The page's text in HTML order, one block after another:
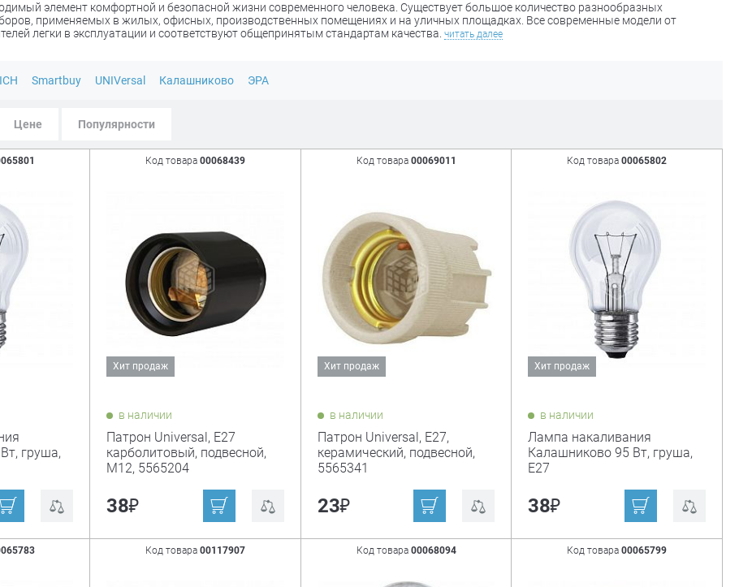
элемент комфортной и безопасной жизни современного человека. Существует большое количество разнообразных
применяемых в жилых, офисных, производственных помещениях и на уличных площадках. Все современные модели от
легки в эксплуатации и соответствуют общепринятым стандартам качества. читать далее
Smartbuy UNIVersal Калашниково ЭРА
Цене Популярности
груша,
Код товара00068439
Хит продаж
в наличии
Патрон Universal, Е27
карболитовый, подвесной,
М12, 5565204
38₽
Код товара 00069011
Хит продаж
в наличии
Патрон Universal, Е27,
керамический, подвесной,
5565341
23₽
Код товара00065802
Хит продаж
в наличии
Лампа накаливания
Калашниково 95 Вт, груша,
Е27
38₽
Код товара00117907 Код товара 00068094 Код товара00065799